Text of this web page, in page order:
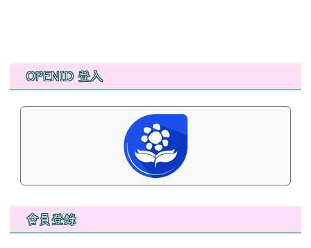
左邊區域內容
OPENID 登入
會員登錄